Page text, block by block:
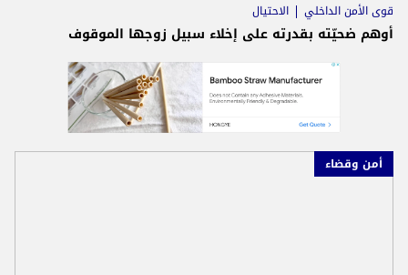
قوى الأمن الداخلي الاحتيال
أوهم ضحيّته بقدرته على إخلاء سبيل زوجها الموقوف
أمن وقضاء